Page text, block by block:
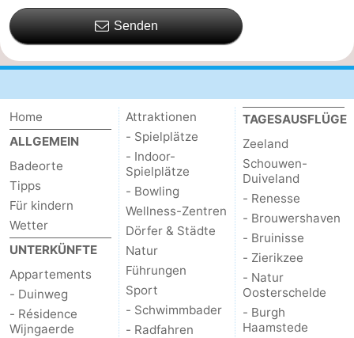
Senden
Home
ALLGEMEIN
Badeorte
Tipps
Für kindern
Wetter
UNTERKÜNFTE
Appartements
- Duinweg
- Résidence
Wijngaerde
Attraktionen
- Spielplätze
- Indoor-
Spielplätze
- Bowling
Wellness-Zentren
Dörfer & Städte
Natur
Führungen
Sport
- Schwimmbader
- Radfahren
TAGESAUSFLÜGE
Zeeland
Schouwen-
Duiveland
- Renesse
- Brouwershaven
- Bruinisse
- Zierikzee
- Natur
Oosterschelde
- Burgh
Haamstede